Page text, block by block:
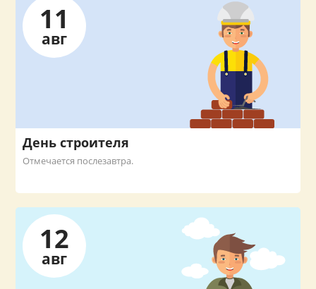
11
авг
День строителя
Отмечается послезавтра.
12
авг